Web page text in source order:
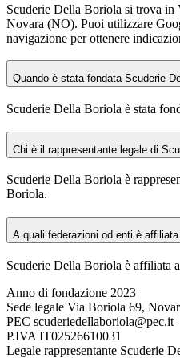
Scuderie Della Boriola si trova
Novara (NO). Puoi utilizzare
navigazione per ottenere
Quando è stata fondata Scuderie
Scuderie Della Boriola è stata
Chi è il rappresentante legale di
Scuderie Della Boriola è
Boriola.
A quali federazioni od enti è
Scuderie Della Boriola è affiliata
Anno di fondazione 2023
Sede legale Via Boriola 69,
PEC scuderiedellaboriola@pec.it
P.IVA IT02526610031
Legale rappresentante Scuderie